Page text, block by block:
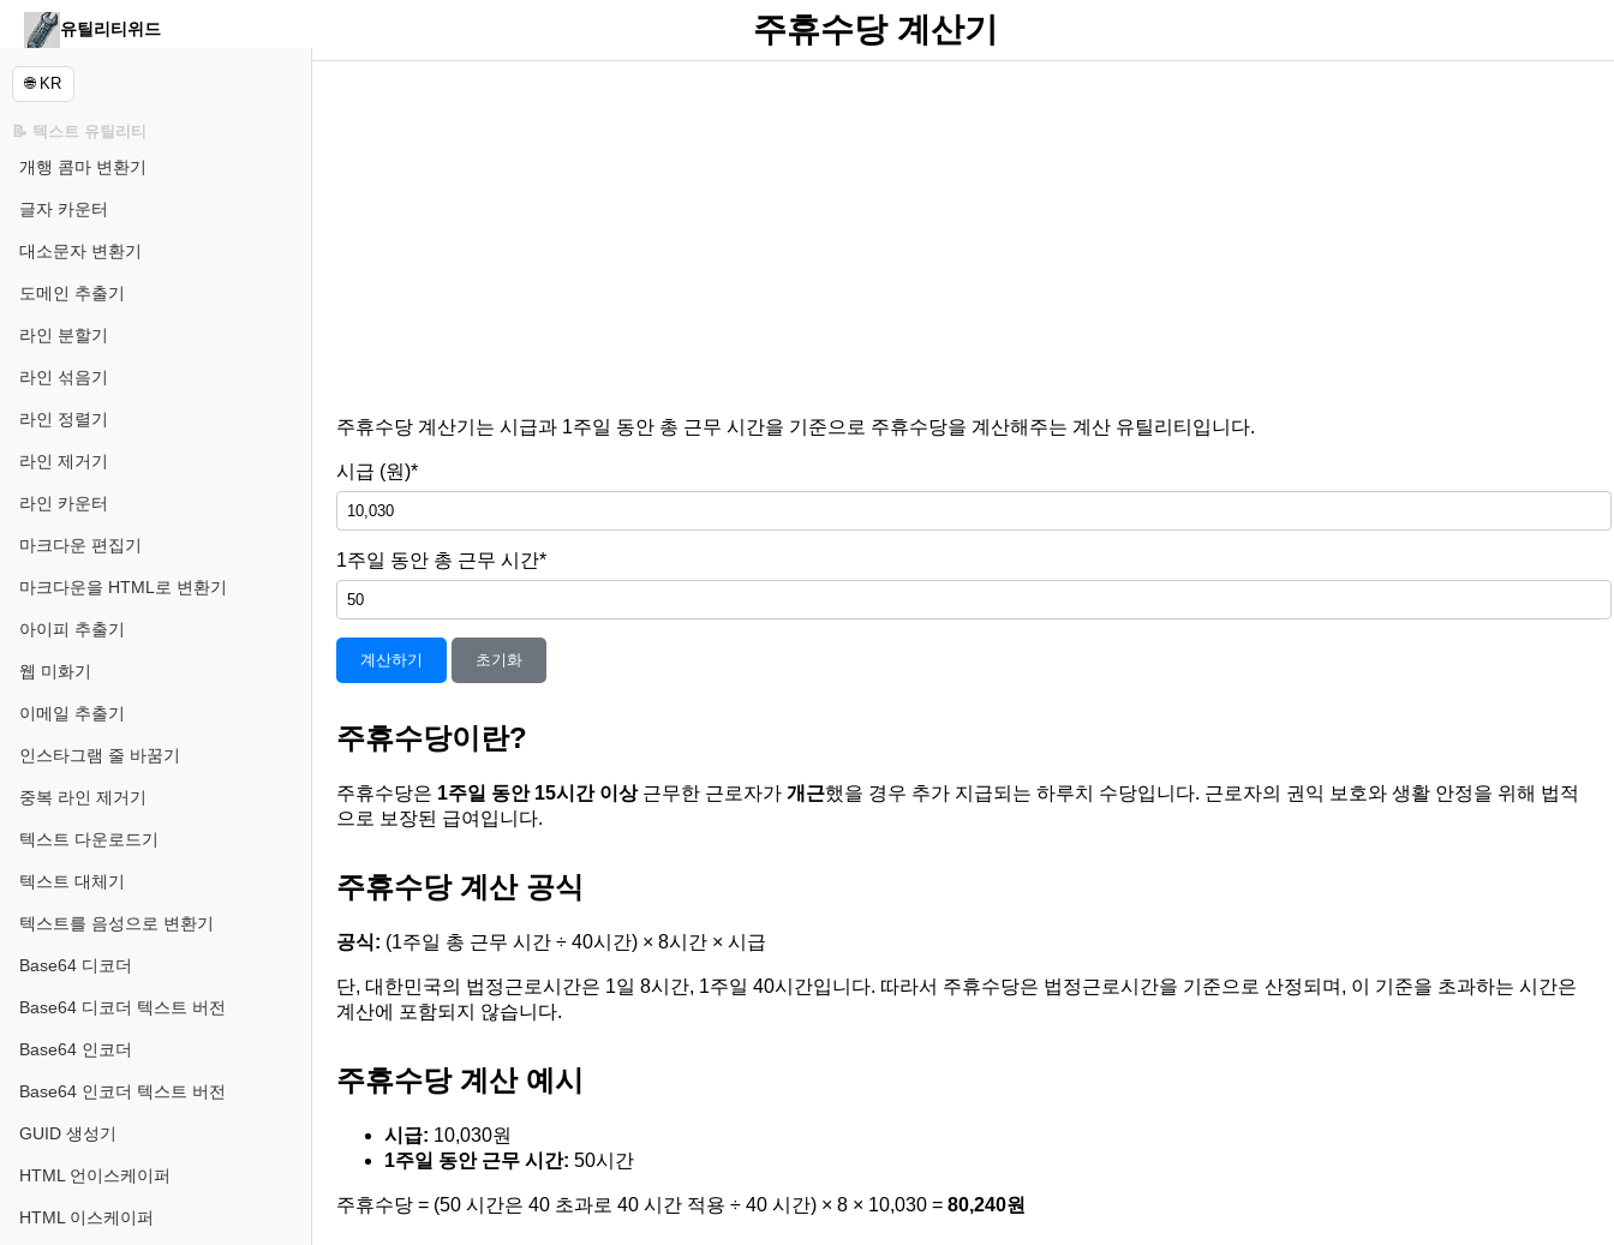
유틸리티위드 주휴수당 계산기
🌐 KR
📝 텍스트 유틸리티
개행 콤마 변환기
글자 카운터
대소문자 변환기
도메인 추출기
라인 분할기
라인 섞음기
라인 정렬기
라인 제거기
라인 카운터
마크다운 편집기
마크다운을 HTML로 변환기
아이피 추출기
웹 미화기
이메일 추출기
인스타그램 줄 바꿈기
중복 라인 제거기
텍스트 다운로드기
텍스트 대체기
텍스트를 음성으로 변환기
Base64 디코더
Base64 디코더 텍스트 버전
Base64 인코더
Base64 인코더 텍스트 버전
GUID 생성기
HTML 언이스케이퍼
HTML 이스케이퍼
주휴수당 계산기는 시급과 1주일 동안 총 근무 시간을 기준으로 주휴수당을 계산해주는 계산 유틸리티입니다.
시급 (원)*
1주일 동안 총 근무 시간*
계산하기 초기화
주휴수당이란?
주휴수당은 1주일 동안 15시간 이상근무한 근로자가 개근했을 경우 추가 지급되는 하루치 수당입니다. 근로자의 권익 보호와 생활 안정을 위해 법적
으로 보장된 급여입니다.
주휴수당 계산 공식
공식: (1주일 총 근무 시간 ÷ 40시간) × 8시간 × 시급
단, 대한민국의 법정근로시간은 1일 8시간, 1주일 40시간입니다. 따라서 주휴수당은 법정근로시간을 기준으로 산정되며, 이 기준을 초과하는 시간은
계산에 포함되지 않습니다.
주휴수당 계산 예시
시급: 10,030원
1주일 동안 근무 시간: 50시간
주휴수당 = (50 시간은 40 초과로 40 시간 적용 ÷ 40 시간) × 8 × 10,030 = 80,240원